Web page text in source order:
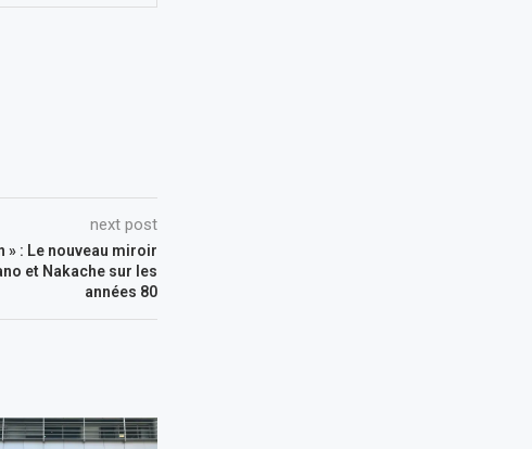
next post
» : Le nouveau miroir
et Nakache sur les
années 80